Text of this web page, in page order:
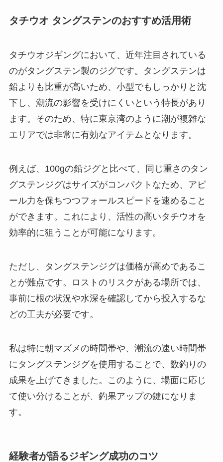
タチウオ タングステンのおすすめ活用術
タチウオジギングにおいて、近年注目されている
のがタングステン製のジグです。タングステンは
鉛よりも比重が高いため、小型でもしっかりと沈
下し、潮流の影響を受けにくいという特長があり
ます。そのため、特に東京湾のように潮が複雑な
エリアでは非常に有効なアイテムとなります。
例えば、100gの鉛ジグと比べて、同じ重さのタン
グステンジグはサイズがコンパクトなため、アピ
ール力を保ちつつフォールスピードを速めること
ができます。これにより、活性の高いタチウオを
効率的に狙うことが可能になります。
ただし、タングステンジグは価格が高めであるこ
とが難点です。ロストのリスクがある場所では、
事前に根の状況や水深を確認してから投入するな
どの工夫が必要です。
私は特に朝マズメの時間帯や、潮流の速い時間帯
にタングステンジグを使用することで、数釣りの
成果を上げてきました。このように、場面に応じ
て使い分けることが、釣果アップの鍵になりま
す。
経験者が語るジギング成功のコツ